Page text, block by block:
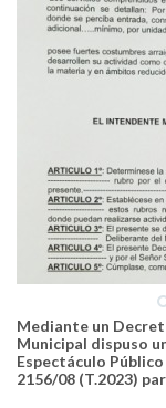
Mediante un
Municipal dispuso
Espectáculo
2156/08 (T.2023)